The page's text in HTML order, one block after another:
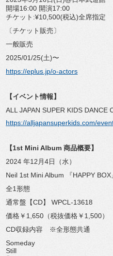
開場16:00 開演17:00
チケット:¥10,500(税込)全席指定
〔チケット販売〕
一般販売
2025/01/25(土)〜
https://eplus.jp/o-actors
【イベント情報】
ALL JAPAN SUPER KIDS DANCE
https://alljapansuperkids.com/
【1st Mini Album 商品概要】
2024 年12月4日（水）
Neil 1st Mini Album 『HAPPY BOX
全1形態
通常盤【CD】 WPCL-13618
価格￥1,650（税抜価格￥1,500）
CD収録内容 ※全形態共通
Someday
Still